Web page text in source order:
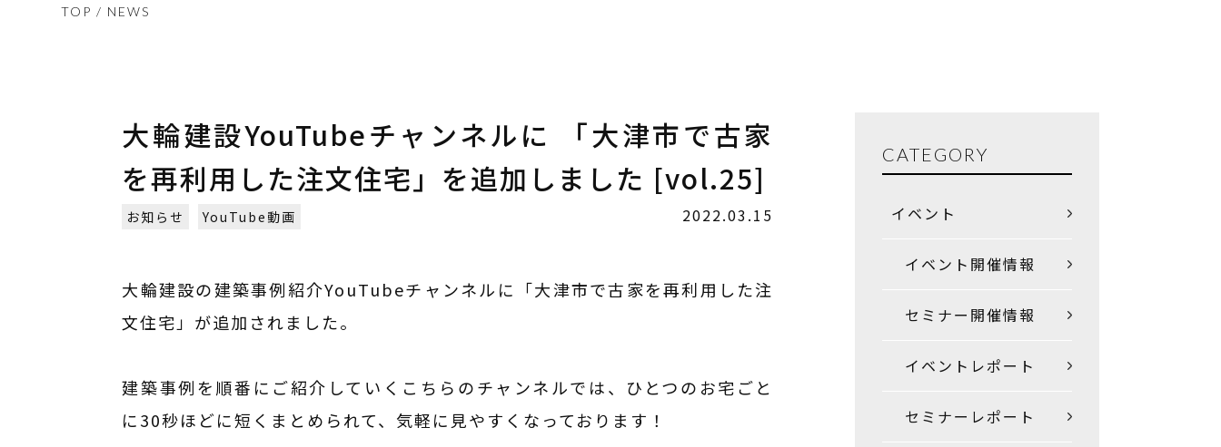
TOP / NEWS
大輪建設YouTubeチャンネルに 「大津市で古家
を再利用した注文住宅」を追加しました [vol.25]
お知らせ YouTube動画 2022.03.15
大輪建設の建築事例紹介YouTubeチャンネルに「大津市で古家を再利用した注
文住宅」が追加されました。
建築事例を順番にご紹介していくこちらのチャンネルでは、ひとつのお宅ごと
に30秒ほどに短くまとめられて、気軽に見やすくなっております！
CATEGORY
イベント
イベント開催情報
セミナー開催情報
イベントレポート
セミナーレポート